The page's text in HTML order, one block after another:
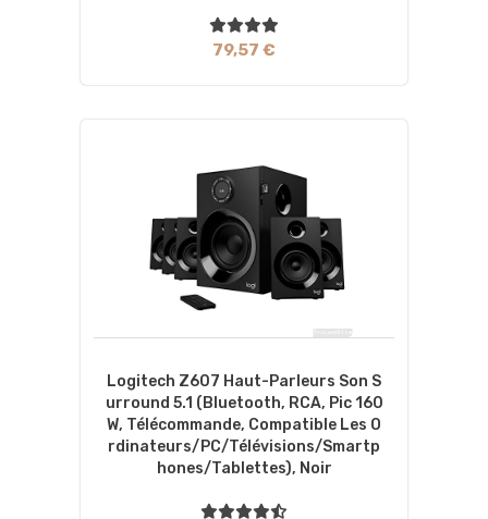
79,57 €
Logitech Z607 Haut-Parleurs Son S
Urround 5.1 (Bluetooth, RCA, Pic 160
W, Télécommande, Compatible Les O
Rdinateurs/PC/Télévisions/Smartp
Hones/Tablettes), Noir